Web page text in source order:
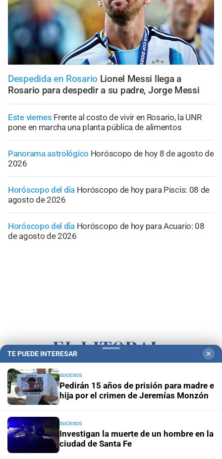
Despedida en Rosario Lionel Messi llega a
Rosario para despedir a su padre, Jorge Messi
Este viernes Frente al costo de vivir en Rosario, la UNR
pone en marcha una planta pública de alimentos
Panorama astrológico Horóscopo de hoy 8 de agosto de
2026
Horóscopo del día Horóscopo de hoy para Piscis: 08 de
agosto de 2026
Horóscopo del día Horóscopo de hoy para Acuario: 08
de agosto de 2026
Campolitoral Revista Nosotros Clasificados
CYD Litoral
Podcasts Mirador Provincial VivíMejor SF Puerto Negocios
TE PUEDE INTERESAR ✕
SUCESOS
Pedirán 15 años de prisión para madre e
hija por el crimen de Jeremías Monzón
SUCESOS
Investigan la muerte de un hombre en la
ciudad de Santa Fe